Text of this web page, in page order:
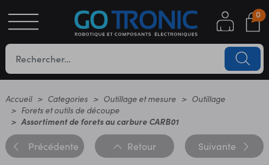
0
Accueil Categories Outillage et mesure
Outillage
Forets et outils de découpe
Assortiment de forets au carbure CARB01
Précédente Retour Suivante